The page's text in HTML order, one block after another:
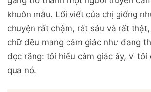
khuôn mẫu. Lối viết của chị giống
chuyện rất chậm, rất sâu và rất
chữ đều mang cảm giác như đang
đọc rằng: tôi hiểu cảm giác ấy, vì tôi
qua nó.